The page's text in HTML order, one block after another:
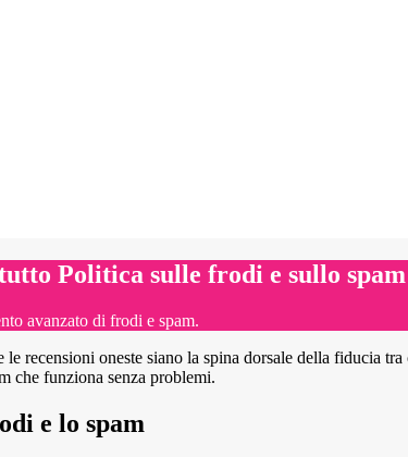
Politica sulle frodi e sullo spam
avanzato di frodi e spam.
recensioni oneste siano la spina dorsale della fiducia
che funziona senza problemi.
e lo spam